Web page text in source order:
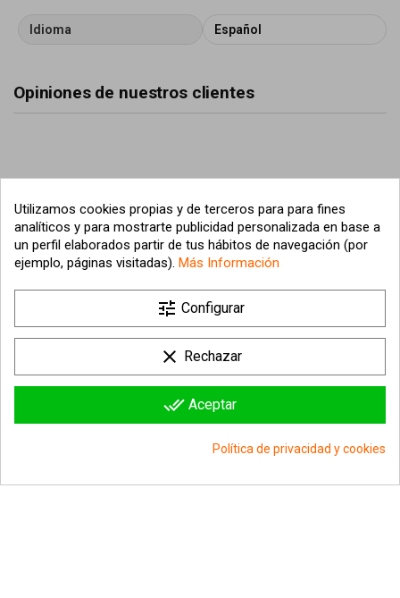
Idioma Español
Opiniones de nuestros clientes
Información sobre la tienda 
Utilizamos cookies propias y de terceros para para fines
analíticos y para mostrarte publicidad personalizada en base a
un perfil elaborados partir de tus hábitos de navegación (por
ejemplo, páginas visitadas). Más Información
tune Configurar
clear Rechazar
done_all Aceptar
Política de privacidad y cookies